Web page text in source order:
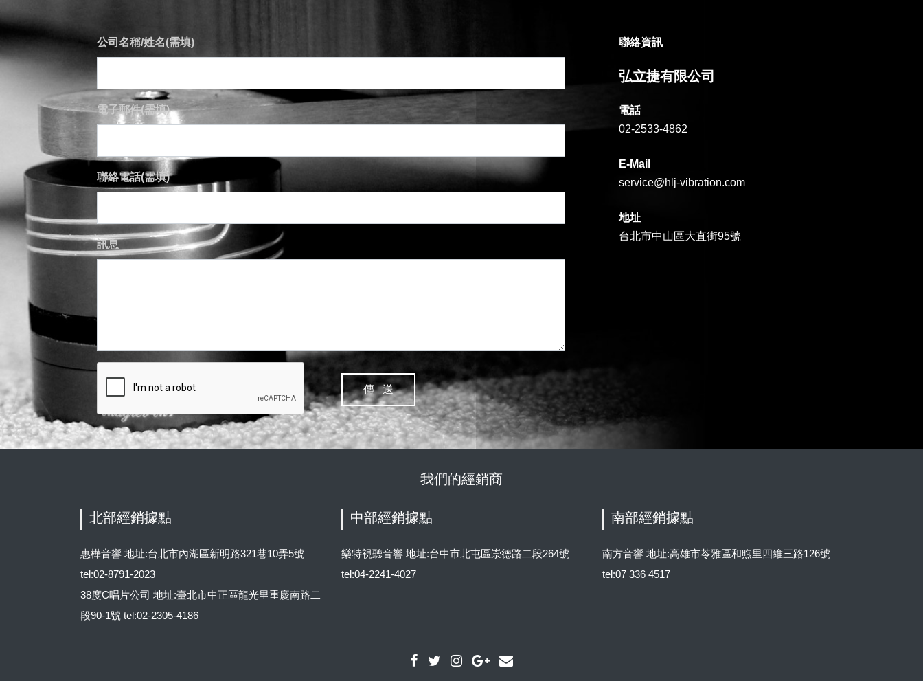
公司名稱/姓名(需填)
電子郵件(需填)
聯絡電話(需填)
訊息
聯絡資訊
弘立捷有限公司
電話
02-2533-4862
E-Mail
service@hlj-vibration.com
地址
台北市中山區大直街95號
我們的經銷商
北部經銷據點
惠樺音響 地址:台北市內湖區新明路321巷10弄5號
tel:02-8791-2023
38度C唱片公司 地址:臺北市中正區龍光里重慶南路二
段90-1號 tel:02-2305-4186
中部經銷據點
樂特視聽音響 地址:台中市北屯區崇德路二段264號
tel:04-2241-4027
南部經銷據點
南方音響 地址:高雄市苓雅區和煦里四維三路126號
tel:07 336 4517